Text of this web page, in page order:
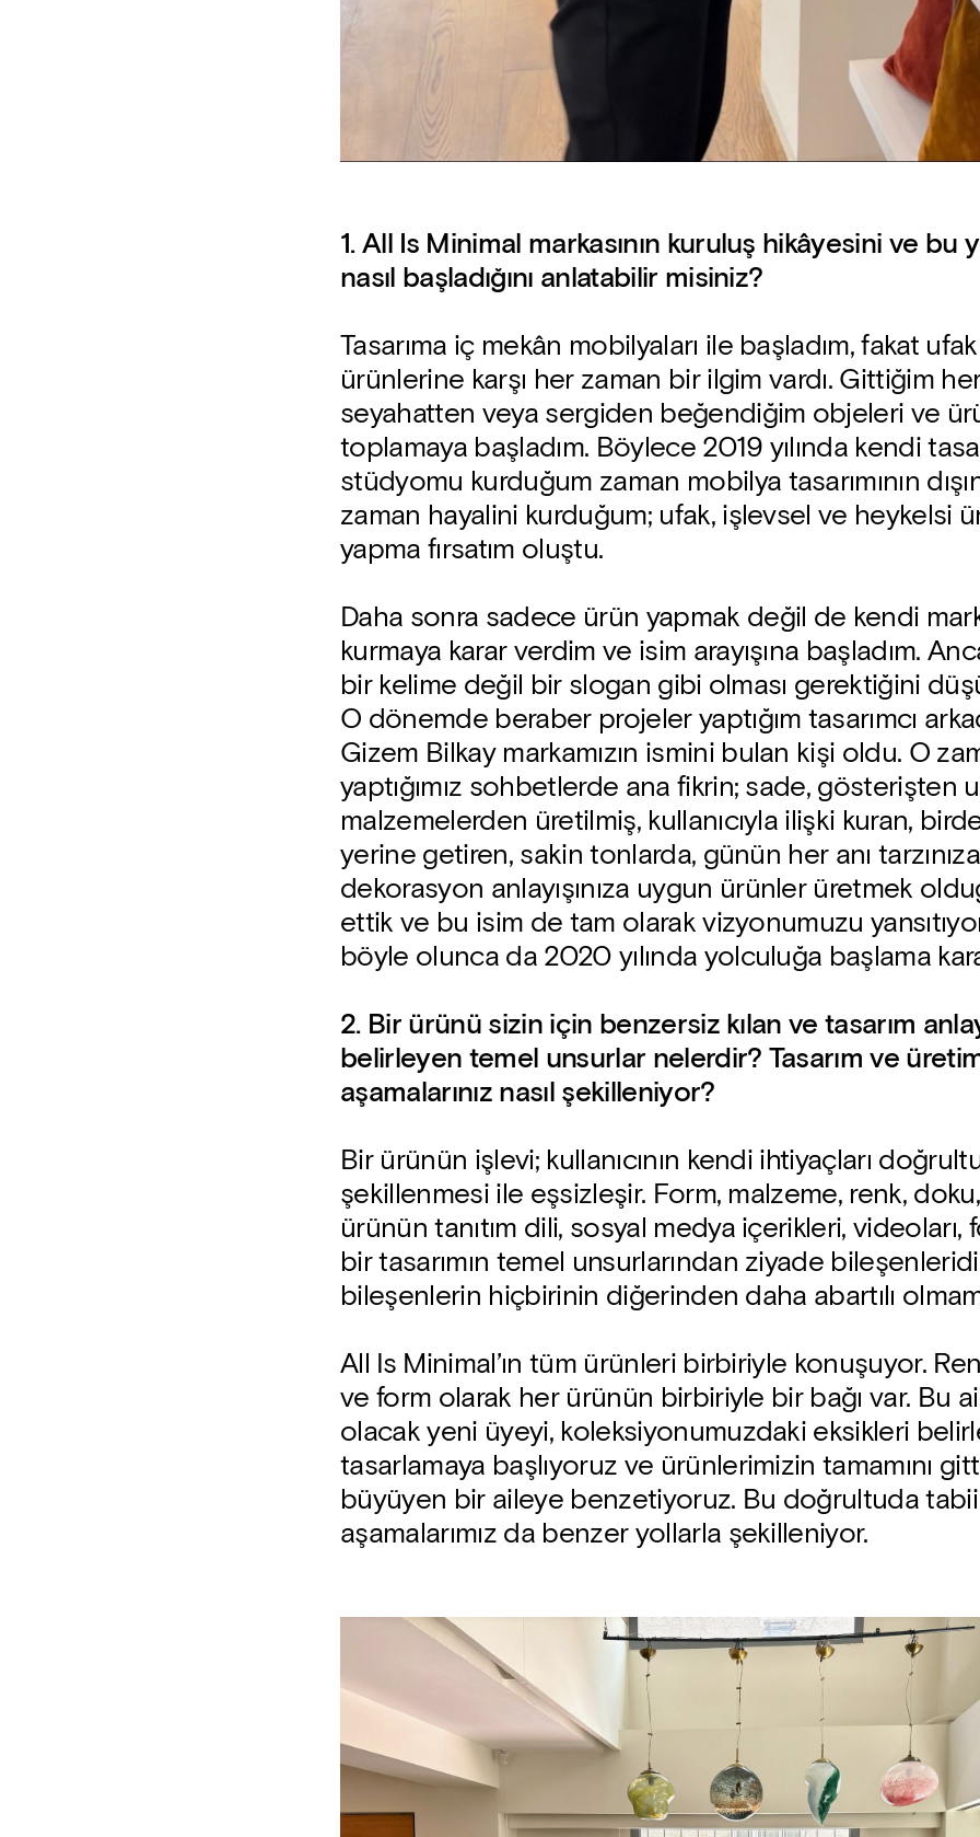
1. All Is Minimal markasının kuruluş hikâyesini ve bu
nasıl başladığını anlatabilir misiniz?
Tasarıma iç mekân mobilyaları ile başladım, fakat
ürünlerine karşı her zaman bir ilgim vardı. Gittiğim
seyahatten veya sergiden beğendiğim objeleri ve
toplamaya başladım. Böylece 2019 yılında kendi
stüdyomu kurduğum zaman mobilya tasarımının
zaman hayalini kurduğum; ufak, işlevsel ve heykelsi
yapma fırsatım oluştu.
Daha sonra sadece ürün yapmak değil de kendi
kurmaya karar verdim ve isim arayışına başladım.
bir kelime değil bir slogan gibi olması gerektiğini
O dönemde beraber projeler yaptığım tasarımcı
Gizem Bilkay markamızın ismini bulan kişi oldu. O
yaptığımız sohbetlerde ana fikrin; sade, gösterişten
malzemelerden üretilmiş, kullanıcıyla ilişki kuran,
yerine getiren, sakin tonlarda, günün her anı
dekorasyon anlayışınıza uygun ürünler üretmek
ettik ve bu isim de tam olarak vizyonumuzu
böyle olunca da 2020 yılında yolculuğa başlama
2. Bir ürünü sizin için benzersiz kılan ve tasarım
belirleyen temel unsurlar nelerdir? Tasarım ve
aşamalarınız nasıl şekilleniyor?
Bir ürünün işlevi; kullanıcının kendi ihtiyaçları
şekillenmesi ile eşsizleşir. Form, malzeme, renk,
ürünün tanıtım dili, sosyal medya içerikleri, videoları,
bir tasarımın temel unsurlarından ziyade
bileşenlerin hiçbirinin diğerinden daha abartılı
All Is Minimal’ın tüm ürünleri birbiriyle konuşuyor.
ve form olarak her ürünün birbiriyle bir bağı var. Bu
olacak yeni üyeyi, koleksiyonumuzdaki eksikleri
tasarlamaya başlıyoruz ve ürünlerimizin tamamını
büyüyen bir aileye benzetiyoruz. Bu doğrultuda
aşamalarımız da benzer yollarla şekilleniyor.